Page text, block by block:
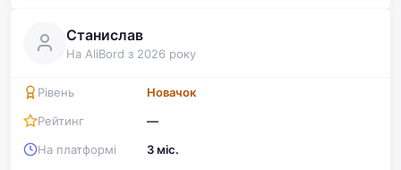
Станислав
На AliBord з 2026 року
Рівень
Новачок
Рейтинг
—
На платформі
3 міс.